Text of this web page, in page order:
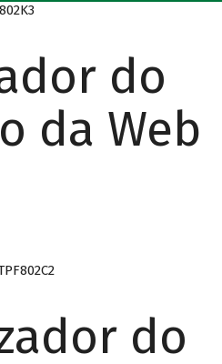
do
da Web
do